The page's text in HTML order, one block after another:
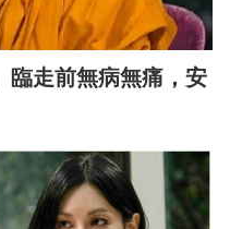
臨走前無病無痛，安